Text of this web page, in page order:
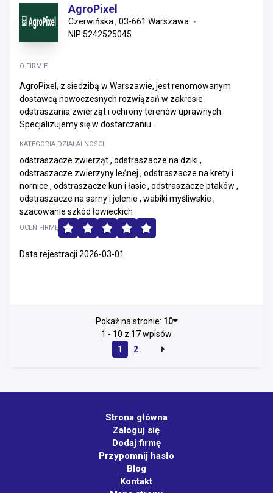
AgroPixel
Czerwińska , 03-661 Warszawa
NIP 5242525045
O FIRMIE
AgroPixel, z siedzibą w Warszawie, jest renomowanym
dostawcą nowoczesnych rozwiązań w zakresie
odstraszania zwierząt i ochrony terenów uprawnych.
Specjalizujemy się w dostarczaniu...
KATEGORIA DZIAŁALNOŚCI
odstraszacze zwierząt , odstraszacze na dziki ,
odstraszacze zwierzyny leśnej , odstraszacze na krety i
nornice , odstraszacze kun i łasic , odstraszacze ptaków ,
odstraszacze na sarny i jelenie , wabiki myśliwskie ,
szacowanie szkód łowieckich
OCEŃ FIRMĘ
Data rejestracji 2026-03-01
Pokaż na stronie: 10
1 - 10 z 17 wpisów
1
2
Strona główna
Zaloguj się
Dodaj firmę
Przypomnij hasło
Blog
Kontakt